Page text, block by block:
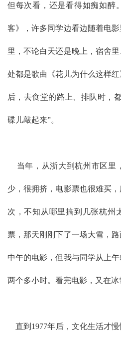
但每次看，还是看得如痴如醉
客》，许多同学边看边随着电
里，不论白天还是晚上，宿舍
处都是歌曲《花儿为什么这样红
后，去食堂的路上、排队时，
碟儿敲起来”。
当年，从浙大到杭州市区里
少，很拥挤，电影票也很难买
次，不知从哪里搞到几张杭州
票，那天刚刚下了一场大雪，
中午的电影，但我与同学从上
两个多小时。看完电影，又在冰
直到1977年后，文化生活才